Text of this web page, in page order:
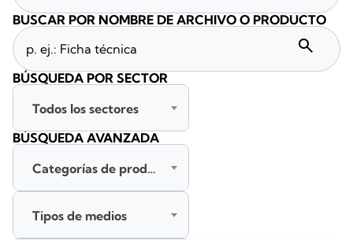
BUSCAR POR NOMBRE DE ARCHIVO O PRODUCTO
search
BÚSQUEDA POR SECTOR
Todos los sectores
BÚSQUEDA AVANZADA
Categorías de productos
Tipos de medios